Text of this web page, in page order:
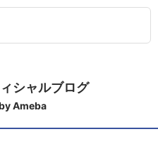
シャルブログ
Ameba